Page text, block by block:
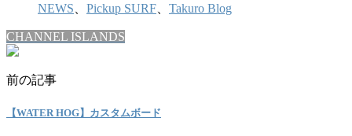
NEWS
Pickup SURF Takuro Blog
CHANNEL ISLANDS
前の記事
【WATER HOG】カスタムボード